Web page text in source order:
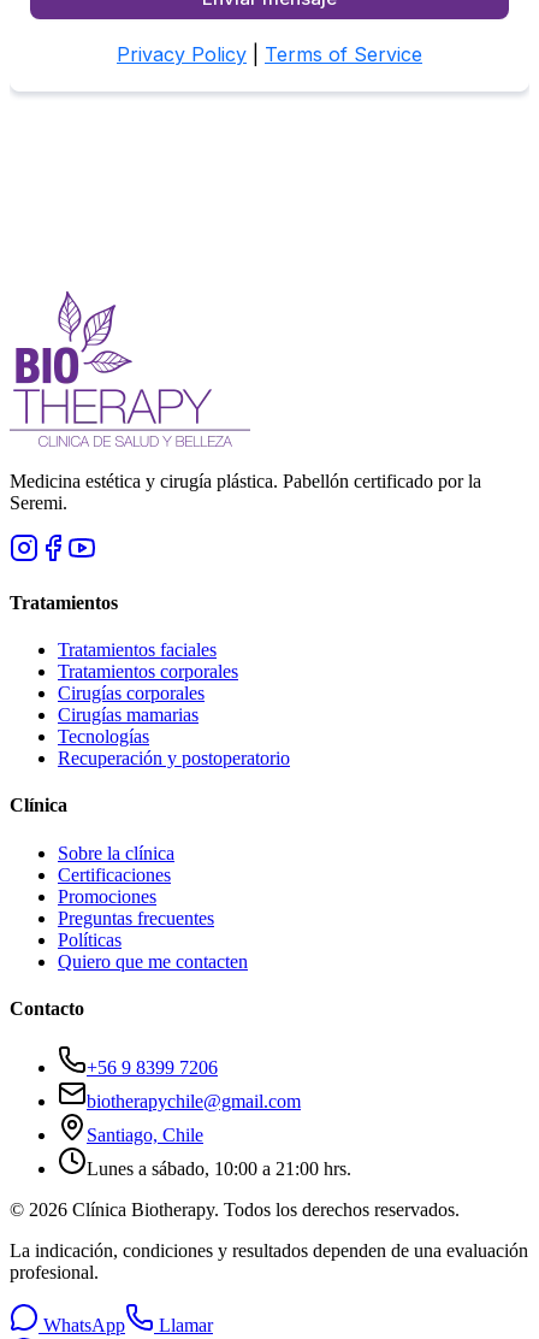
Medicina estética y cirugía plástica. Pabellón certificado por la
Seremi.
Tratamientos
Tratamientos faciales
Tratamientos corporales
Cirugías corporales
Cirugías mamarias
Tecnologías
Recuperación y postoperatorio
Clínica
Sobre la clínica
Certificaciones
Promociones
Preguntas frecuentes
Políticas
Quiero que me contacten
Contacto
+56 9 8399 7206
biotherapychile@gmail.com
Santiago, Chile
Lunes a sábado, 10:00 a 21:00 hrs.
© 2026 Clínica Biotherapy. Todos los derechos reservados.
La indicación, condiciones y resultados dependen de una evaluación
profesional.
WhatsApp
Llamar